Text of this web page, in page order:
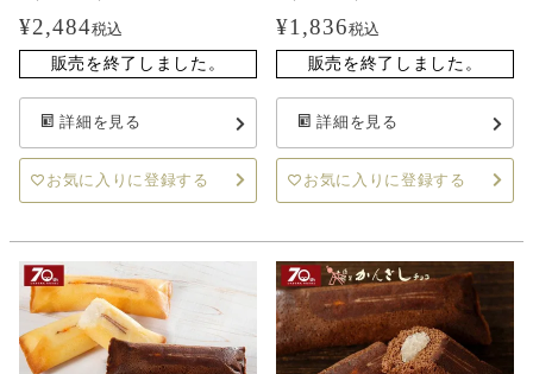
¥2,484税込
販売を終了しました。
詳細を見る
お気に入りに登録する
¥1,836税込
販売を終了しました。
詳細を見る
お気に入りに登録する